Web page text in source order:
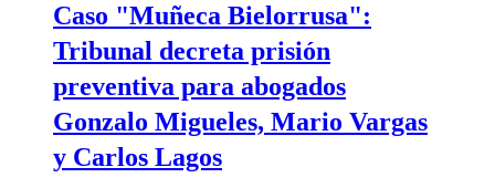
Caso "Muñeca Bielorrusa":
Tribunal decreta prisión
preventiva para abogados
Gonzalo Migueles, Mario Vargas
y Carlos Lagos